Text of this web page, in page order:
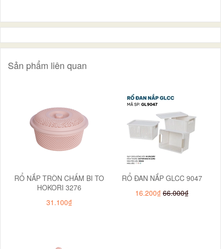
Sản phẩm liên quan
RỔ NẮP TRÒN CHẤM BI TO
HOKORI 3276
31.100₫
RỔ ĐAN NẮP GLCC 9047
16.200₫ 66.000₫